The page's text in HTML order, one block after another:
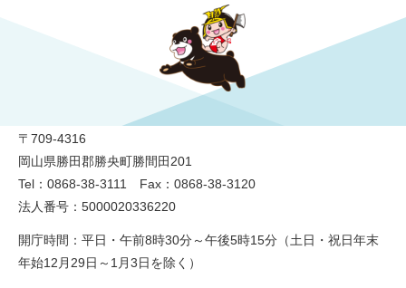
〒709-4316
岡山県勝田郡勝央町勝間田201
Tel：0868-38-3111 Fax：0868-38-3120
法人番号：5000020336220
開庁時間：平日・午前8時30分～午後5時15分（土日・祝日年末
年始12月29日～1月3日を除く）